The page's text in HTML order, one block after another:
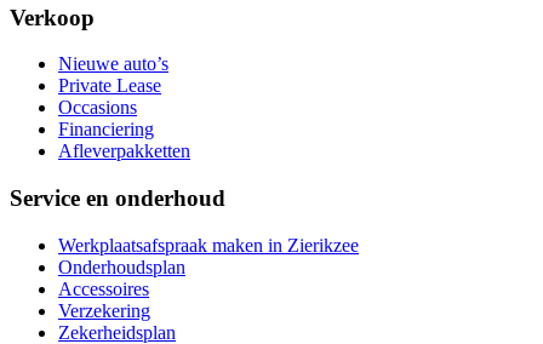
Verkoop
Nieuwe auto’s
Private Lease
Occasions
Financiering
Afleverpakketten
Service en onderhoud
Werkplaatsafspraak maken in Zierikzee
Onderhoudsplan
Accessoires
Verzekering
Zekerheidsplan